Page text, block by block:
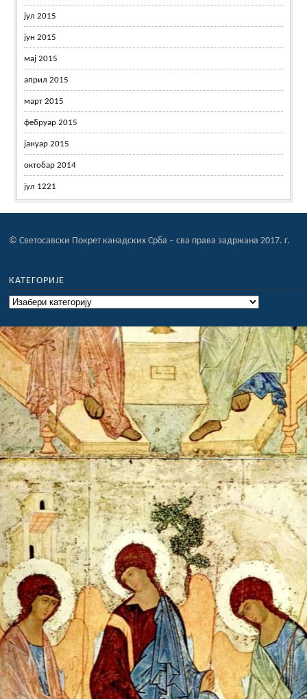
јул 2015
јун 2015
мај 2015
април 2015
март 2015
фебруар 2015
јануар 2015
октобар 2014
јул 1221
© Светосавски Покрет канадских Срба – сва права задржана 2017. г.
КАТЕГОРИЈЕ
Категорије